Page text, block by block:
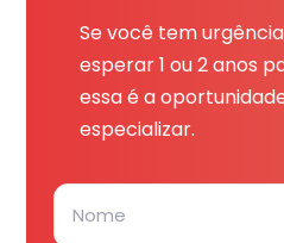
Se você tem
esperar 1 ou 2 anos
essa é a
especializar.